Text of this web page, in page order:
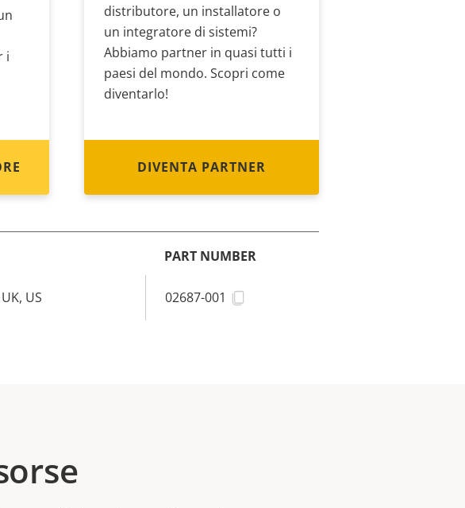
i
distributore, un installatore o
un integratore di sistemi?
Abbiamo partner in quasi tutti i
paesi del mondo. Scopri come
diventarlo!
DIVENTA PARTNER
PART NUMBER
US 02687-001